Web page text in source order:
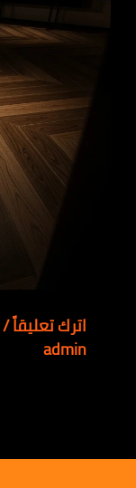
اترك تعليقاً/
admin